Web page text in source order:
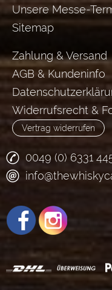
Unsere Messe-
Sitemap
Zahlung & Versand
AGB & Kundeninfo
Widerrufsrecht &
Vertrag widerrufen
0049 (0) 6331